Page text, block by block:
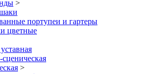
>
портупеи и гартеры
цветные
>